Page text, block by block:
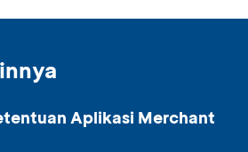
Aplikasi Merchant